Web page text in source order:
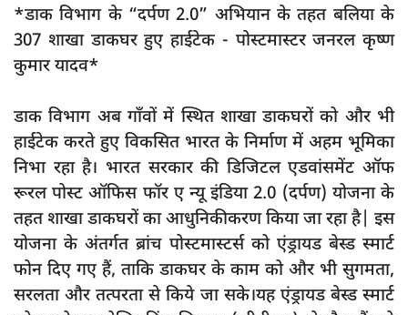
सामाजिक
खेल
प्रशासनिक
दुर्घटना
editors-pick
other
Login
Register
*डाक विभाग के “दर्पण 2.0” अभियान के तहत बलिया के
307 शाखा डाकघर हुए हाईटेक - पोस्टमास्टर जनरल कृष्ण
कुमार यादव*
डाक विभाग अब गाँवों में स्थित शाखा डाकघरों को और भी
हाईटेक करते हुए विकसित भारत के निर्माण में अहम भूमिका
निभा रहा है। भारत सरकार की डिजिटल एडवांसमेंट ऑफ
रूरल पोस्ट ऑफिस फॉर ए न्यू इंडिया 2.0 (दर्पण) योजना के
तहत शाखा डाकघरों का आधुनिकीकरण किया जा रहा है| इस
योजना के अंतर्गत ब्रांच पोस्टमास्टर्स को एंड्रायड बेस्ड स्मार्ट
फोन दिए गए हैं, ताकि डाकघर के काम को और भी सुगमता,
सरलता और तत्परता से किये जा सके।यह एंड्रायड बेस्ड स्मार्ट